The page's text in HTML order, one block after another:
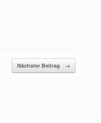
Nächster Beitrag →